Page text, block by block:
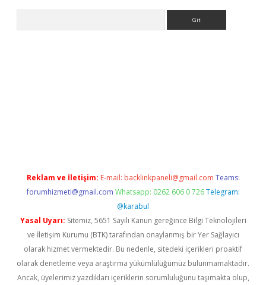
Reklam ve İletişim: E-mail: backlinkpaneli@gmail.com Teams:
forumhizmeti@gmail.com Whatsapp: 0262 606 0 726 Telegram:
@karabul
Yasal Uyarı: Sitemiz, 5651 Sayılı Kanun gereğince Bilgi Teknolojileri
ve İletişim Kurumu (BTK) tarafından onaylanmış bir Yer Sağlayıcı
olarak hizmet vermektedir. Bu nedenle, sitedeki içerikleri proaktif
olarak denetleme veya araştırma yükümlülüğümüz bulunmamaktadır.
Ancak, üyelerimiz yazdıkları içeriklerin sorumluluğunu taşımakta olup,